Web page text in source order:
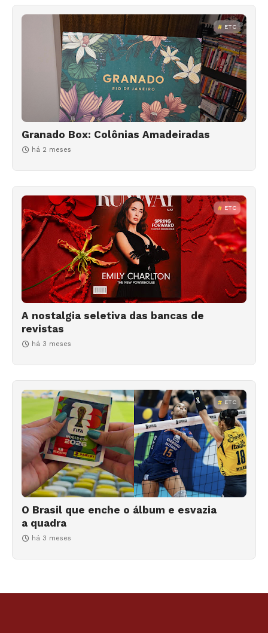
ETC
Granado Box: Colônias Amadeiradas
há 2 meses
ETC
A nostalgia seletiva das bancas de
revistas
há 3 meses
ETC
O Brasil que enche o álbum e esvazia
a quadra
há 3 meses